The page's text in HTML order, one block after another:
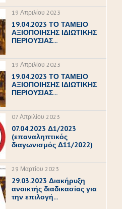
19 Απριλίου 2023
19.04.2023 ΤΟ ΤΑΜΕΙΟ
ΑΞΙΟΠΟΙΗΣΗΣ ΙΔΙΩΤΙΚΗΣ
ΠΕΡΙΟΥΣΙΑΣ...
19 Απριλίου 2023
19.04.2023 ΤΟ ΤΑΜΕΙΟ
ΑΞΙΟΠΟΙΗΣΗΣ ΙΔΙΩΤΙΚΗΣ
ΠΕΡΙΟΥΣΙΑΣ...
07 Απριλίου 2023
07.04.2023 Δ1/2023
(επαναληπτικός
διαγωνισμός Δ11/2022)
29 Μαρτίου 2023
29.03.2023 Διακήρυξη
ανοικτής διαδικασίας για
την επιλογή...